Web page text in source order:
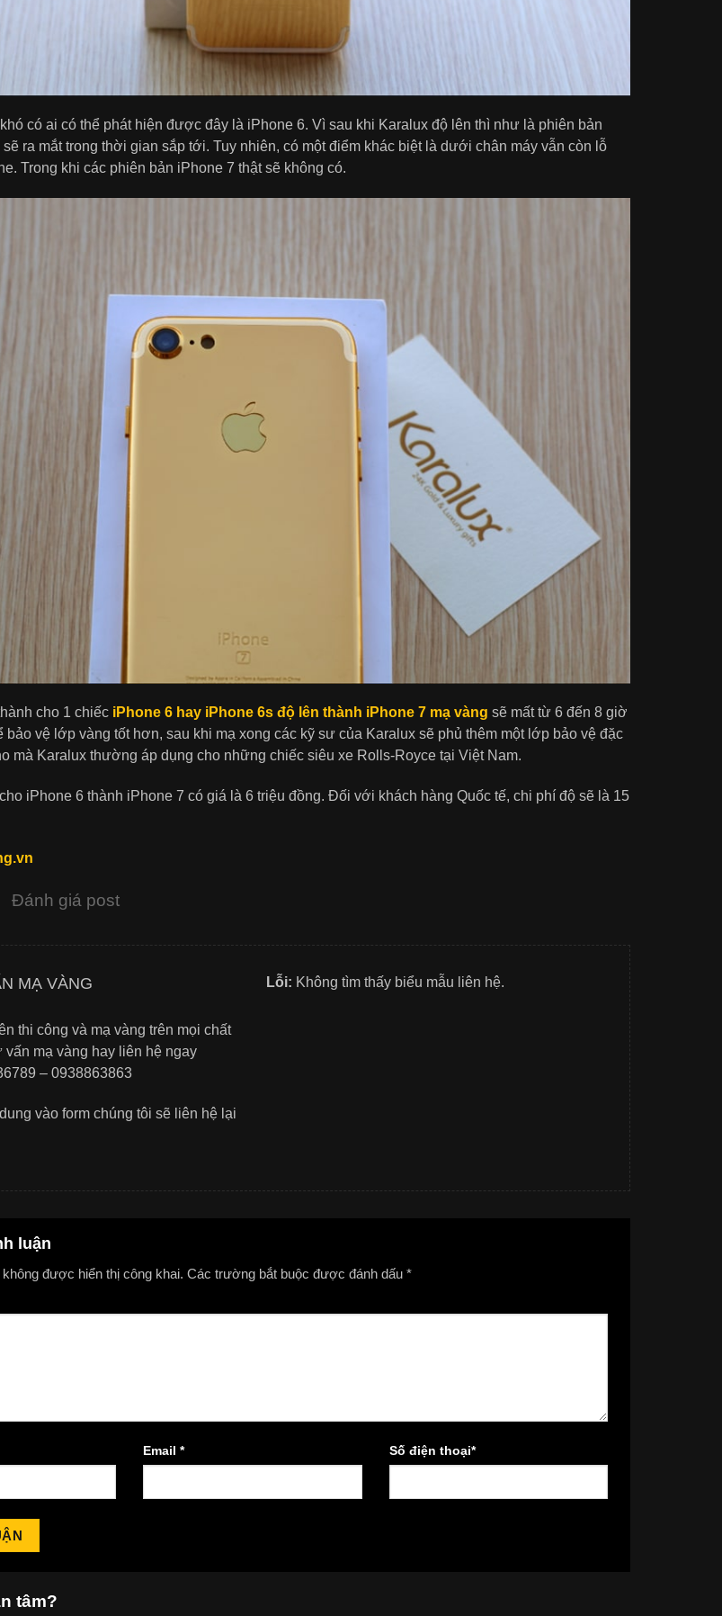
có ai có thể phát hiện được đây là iPhone 6. Vì sau khi Karalux độ lên thì như là phiên bản
ra mắt trong thời gian sắp tới. Tuy nhiên, có một điểm khác biệt là dưới chân máy vẫn còn lỗ
Trong khi các phiên bản iPhone 7 thật sẽ không có.
cho 1 chiếc iPhone 6 hay iPhone 6s độ lên thành iPhone 7 mạ vàng sẽ mất từ 6 đến 8 giờ
bảo vệ lớp vàng tốt hơn, sau khi mạ xong các kỹ sư của Karalux sẽ phủ thêm một lớp bảo vệ đặc
mà Karalux thường áp dụng cho những chiếc siêu xe Rolls-Royce tại Việt Nam.
iPhone 6 thành iPhone 7 có giá là 6 triệu đồng. Đối với khách hàng Quốc tế, chi phí độ sẽ là 15
Đánh giá post
MẠ VÀNG
thi công và mạ vàng trên mọi chất
vấn mạ vàng hay liên hệ ngay
– 0938863863
vào form chúng tôi sẽ liên hệ lại
Lỗi: Không tìm thấy biểu mẫu liên hệ.
luận
được hiển thị công khai. Các trường bắt buộc được đánh dấu *
Email* Số điện thoại*
tâm?